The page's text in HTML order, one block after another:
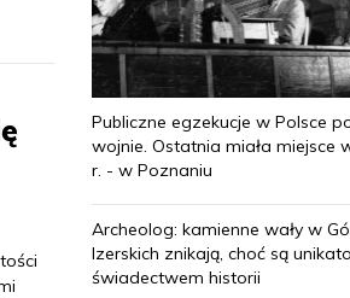
Publiczne egzekucje w Polsce
wojnie. Ostatnia miała miejsce
r. - w Poznaniu
Archeolog: kamienne wały w
Izerskich znikają, choć są
świadectwem historii